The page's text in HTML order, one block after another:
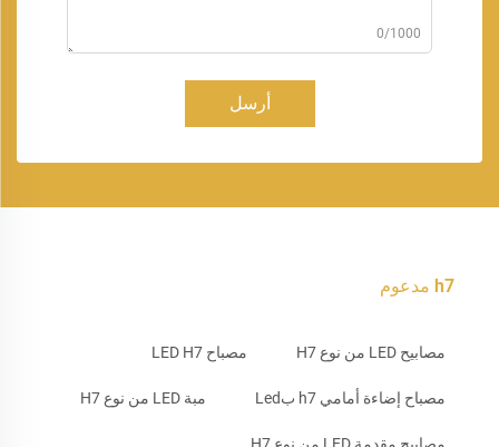
0/1000
أرسل
h7 مدعوم
مصابيح LED من نوع H7 مصباح LED H7
مصباح إضاءة أمامي h7 بLed مبة LED من نوع H7